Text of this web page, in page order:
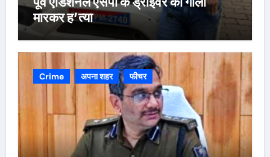
मारकर ह’त्या
Crime अपना शहर फीचर